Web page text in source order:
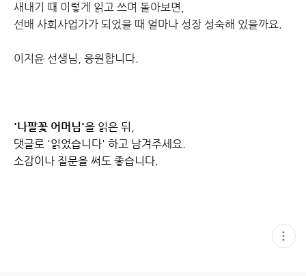
새내기 때 이렇게 읽고 쓰며 돌아보면,
선배 사회사업가가 되었을 때 얼마나 성장 성숙해 있을까요.
이지윤 선생님, 응원합니다.
'나팔꽃 어머님'을 읽은 뒤,
댓글로 '읽었습니다' 하고 남겨주세요.
소감이나 질문을 써도 좋습니다.
현
재